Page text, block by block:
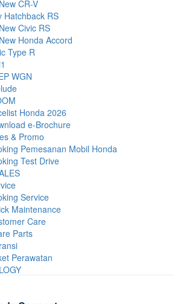
CR-V
Hatchback RS
Civic RS
Honda Accord
Type R
WGN
Honda 2026
e-Brochure
& Promo
Pemesanan Mobil Honda
Test Drive
Service
Maintenance
Care
Parts
Perawatan